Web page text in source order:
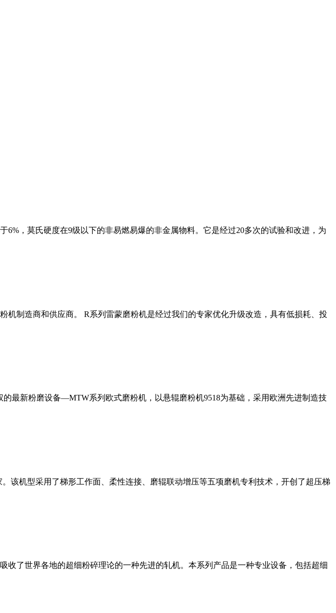
，莫氏硬度在9级以下的非易燃易爆的非金属物料。它是经过20多次的试验和改进，为
制造商和供应商。 R系列雷蒙磨粉机是经过我们的专家优化升级改造，具有低损耗、投
最新粉磨设备—MTW系列欧式磨粉机，以悬辊磨粉机9518为基础，采用欧洲先进制造技
该机型采用了梯形工作面、柔性连接、磨辊联动增压等五项磨机专利技术，开创了超压梯
了世界各地的超细粉碎理论的一种先进的轧机。本系列产品是一种专业设备，包括超细